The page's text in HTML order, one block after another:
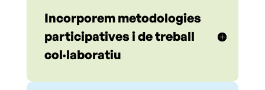
Incorporem metodologies
participatives i de treball
col·laboratiu